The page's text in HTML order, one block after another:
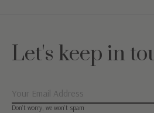
Let's keep in
Don’t worry, we won’t spam